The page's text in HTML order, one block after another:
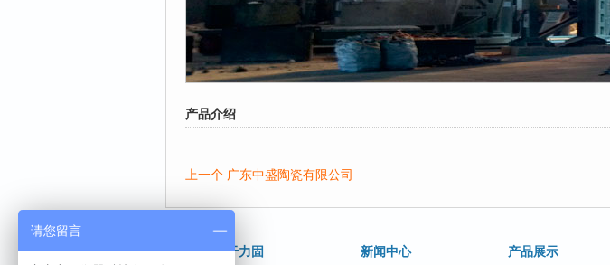
产品介绍
上一个 广东中盛陶瓷有限公司
关于力固 新闻中心 产品展示
请您留言